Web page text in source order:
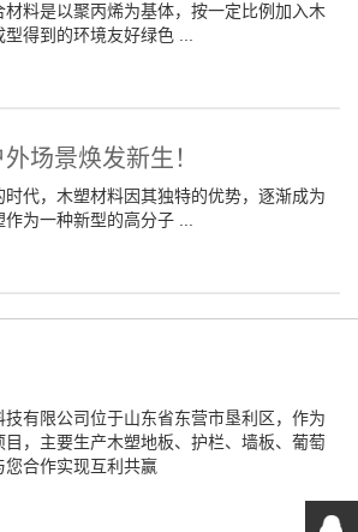
料是以聚丙烯为基体，按一定比例加入木
得到的环境友好绿色 ...
场景焕发新生！
代，木塑材料因其独特的优势，逐渐成为
为一种新型的高分子 ...
有限公司位于山东省东营市垦利区，作为
，主要生产木塑地板、护栏、墙板、葡萄
合作实现互利共赢